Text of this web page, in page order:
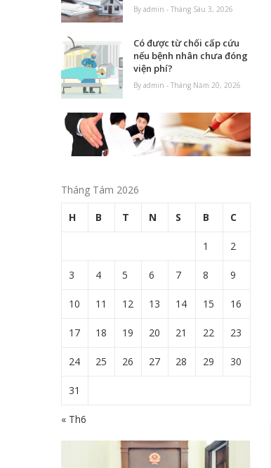
By admin - Tháng Sáu 3, 2026
Có được từ chối cấp cứu
nếu bệnh nhân chưa đóng
viện phí?
By admin - Tháng Năm 20, 2026
Tháng Tám 2026
H B T N S B C
1 2
3 4 5 6 7 8 9
10 11 12 13 14 15 16
17 18 19 20 21 22 23
24 25 26 27 28 29 30
31
« Th6